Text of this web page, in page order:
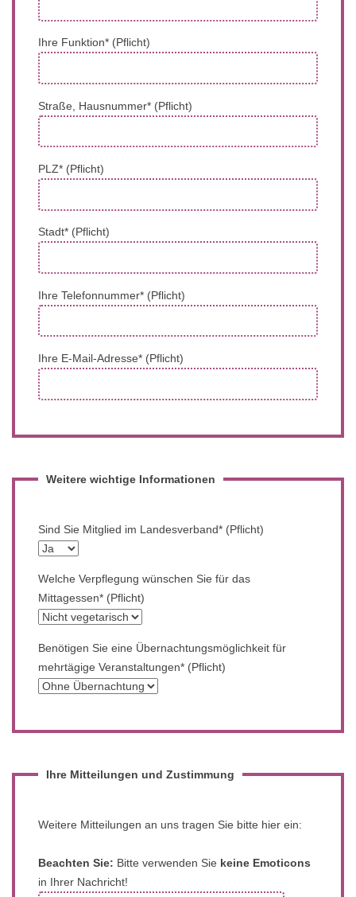
Ihre Funktion* (Pflicht)
Straße, Hausnummer* (Pflicht)
PLZ* (Pflicht)
Stadt* (Pflicht)
Ihre Telefonnummer* (Pflicht)
Ihre E-Mail-Adresse* (Pflicht)
Weitere wichtige Informationen
Sind Sie Mitglied im Landesverband* (Pflicht)
Welche Verpflegung wünschen Sie für das
Mittagessen* (Pflicht)
Benötigen Sie eine Übernachtungsmöglichkeit für
mehrtägige Veranstaltungen* (Pflicht)
Ihre Mitteilungen und Zustimmung
Weitere Mitteilungen an uns tragen Sie bitte hier ein:
Beachten Sie: Bitte verwenden Sie keine Emoticons
in Ihrer Nachricht!